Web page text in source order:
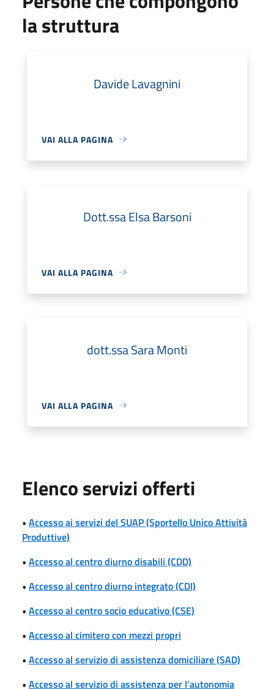
la struttura
Davide Lavagnini
VAI ALLA PAGINA
Dott.ssa Elsa Barsoni
VAI ALLA PAGINA
dott.ssa Sara Monti
VAI ALLA PAGINA
Elenco servizi offerti
• Accesso ai servizi del SUAP (Sportello Unico Attività
Produttive)
• Accesso al centro diurno disabili (CDD)
• Accesso al centro diurno integrato (CDI)
• Accesso al centro socio educativo (CSE)
• Accesso al cimitero con mezzi propri
• Accesso al servizio di assistenza domiciliare (SAD)
• Accesso al servizio di assistenza per l’autonomia